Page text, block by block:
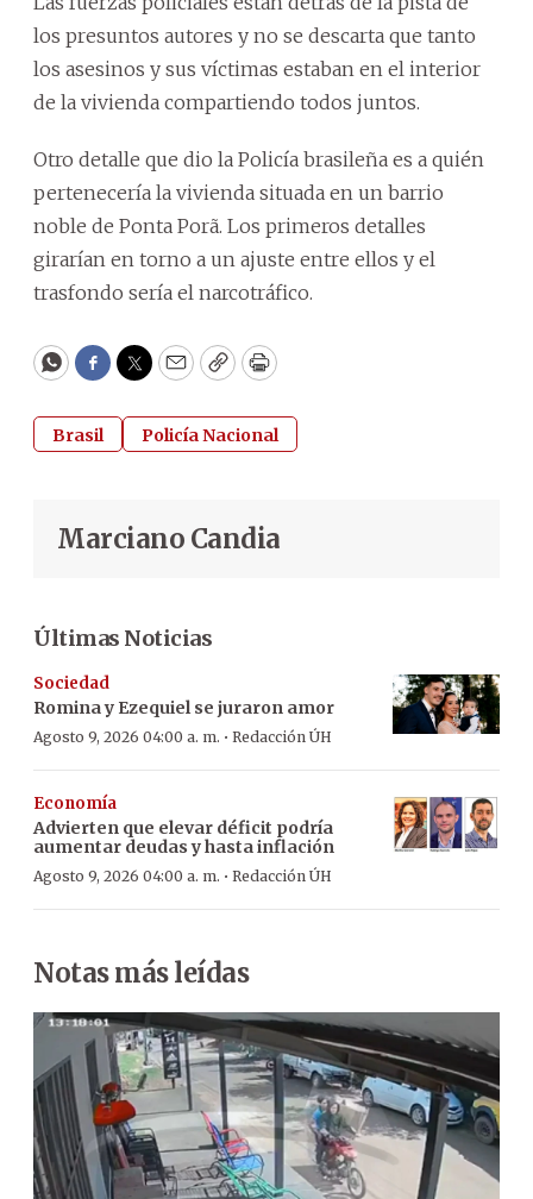
los presuntos autores y no se descarta que tanto
los asesinos y sus víctimas estaban en el interior
de la vivienda compartiendo todos juntos.
Otro detalle que dio la Policía brasileña es a quién
pertenecería la vivienda situada en un barrio
noble de Ponta Porã. Los primeros detalles
girarían en torno a un ajuste entre ellos y el
trasfondo sería el narcotráfico.
WhatsApp
Facebook
Twitter
EmailCopyPrint
Brasil Policía Nacional
Marciano Candia
Últimas Noticias
Sociedad
Romina y Ezequiel se juraron amor
Agosto 9, 2026 04:00 a. m. · Redacción ÚH
Economía
Advierten que elevar déficit podría
aumentar deudas y hasta inflación
Agosto 9, 2026 04:00 a. m. · Redacción ÚH
Notas más leídas